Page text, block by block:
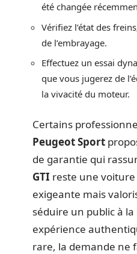
été changée
Vérifiez l’état des
de l’embrayage.
Effectuez un essai
que vous jugerez de
la vivacité du moteur.
Certains
Peugeot Sport
de garantie qui
GTI reste une
exigeante mais
séduire un public à la
expérience
rare, la demande ne